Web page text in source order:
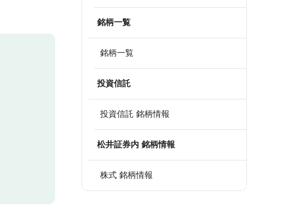
銘柄一覧
銘柄一覧
投資信託
投資信託 銘柄情報
松井証券内 銘柄情報
株式 銘柄情報